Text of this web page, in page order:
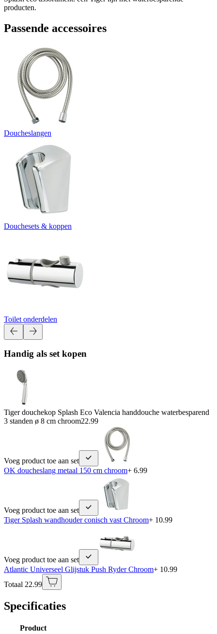
producten.
Passende accessoires
Doucheslangen
Douchesets & koppen
Toilet onderdelen
Handig als set kopen
Tiger douchekop Splash Eco Valencia handdouche waterbesparend
3 standen ø 8 cm chroom22.99
Voeg product toe aan set
OK doucheslang metaal 150 cm chroom+ 6.99
Voeg product toe aan set
Tiger Splash wandhouder conisch vast Chroom+ 10.99
Voeg product toe aan set
Atlantic Universeel Glijstuk Push Ryder Chroom+ 10.99
Totaal 22.99
Specificaties
Product